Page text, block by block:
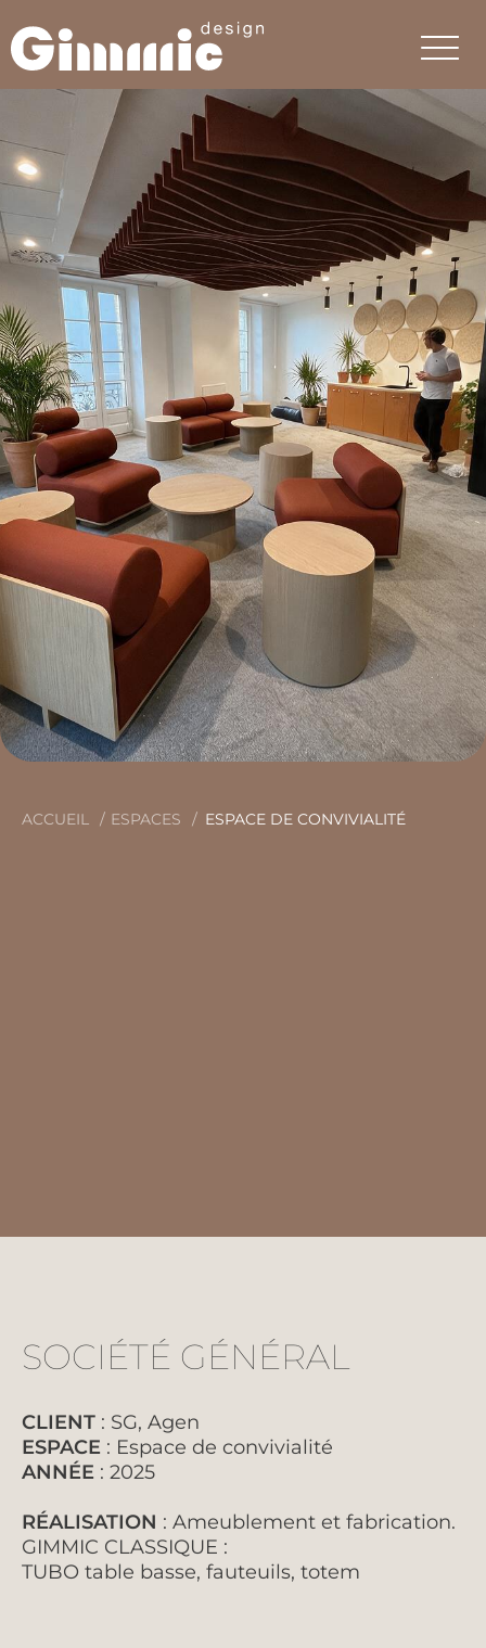
ACCUEIL ESPACES ESPACE DE CONVIVIALITÉ
SOCIÉTÉ GÉNÉRAL
CLIENT : SG, Agen
ESPACE : Espace de convivialité
ANNÉE : 2025
RÉALISATION : Ameublement et fabrication.
GIMMIC CLASSIQUE :
TUBO table basse, fauteuils, totem